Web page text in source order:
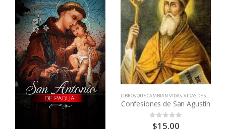
LIBROS QUE CAMBIAN VIDAS,VIDAS DE SANTOS
Confesiones de San Agustín
out of 5
$15.00